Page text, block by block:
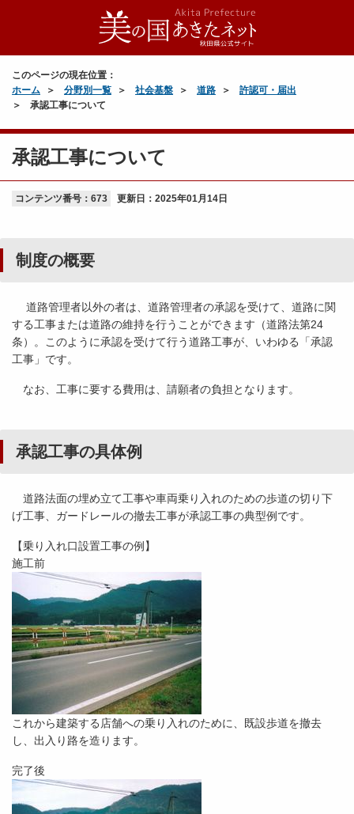
このページの現在位置：
ホーム
分野別一覧 社会基盤 道路
許認可・届出
承認工事について
承認工事について
コンテンツ番号：673 更新日： 2025年01月14日
制度の概要
道路管理者以外の者は、道路管理者の承認を受けて、道路に関
する工事または道路の維持を行うことができます（道路法第24
条）。このように承認を受けて行う道路工事が、いわゆる「承認
工事」です。
なお、工事に要する費用は、請願者の負担となります。
承認工事の具体例
道路法面の埋め立て工事や車両乗り入れのための歩道の切り下
げ工事、ガードレールの撤去工事が承認工事の典型例です。
【乗り入れ口設置工事の例】
施工前
これから建築する店舗への乗り入れのために、既設歩道を撤去
し、出入り路を造ります。
完了後